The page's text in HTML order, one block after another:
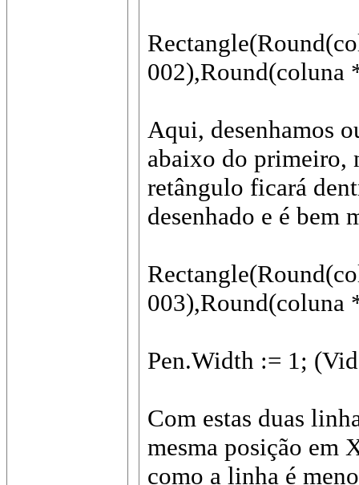
Aqui, desenhamos
abaixo do primeiro,
retângulo ficará
desenhado e é bem
Pen.Width := 1;
Com estas duas
mesma posição em
como a linha é